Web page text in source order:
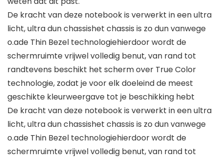
De kracht van deze notebook is verwerkt in een ultra
licht, ultra dun chassishet chassis is zo dun vanwege
o.ade Thin Bezel technologiehierdoor wordt de
schermruimte vrijwel volledig benut, van rand tot
randtevens beschikt het scherm over True Color
technologie, zodat je voor elk doeleind de meest
geschikte kleurweergave tot je beschikking hebt
De kracht van deze notebook is verwerkt in een ultra
licht, ultra dun chassishet chassis is zo dun vanwege
o.ade Thin Bezel technologiehierdoor wordt de
schermruimte vrijwel volledig benut, van rand tot